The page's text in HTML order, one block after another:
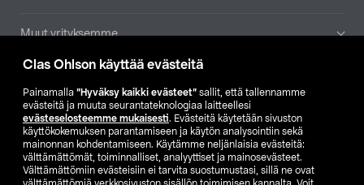
Clas Ohlson käyttää evästeitä
Painamalla ”Hyväksy kaikki evästeet” sallit, että tallennamme
evästeitä ja muuta seurantateknologiaa laitteellesi
evästeselosteemme mukaisesti. Evästeitä käytetään sivuston
käyttökokemuksen parantamiseen ja käytön analysointiin sekä
mainonnan kohdentamiseen. Käytämme neljänlaisia evästeitä:
välttämättömät, toiminnalliset, analyyttiset ja mainosevästeet.
Välttämättömiin evästeisiin ei tarvita suostumustasi, sillä ne ovat
Muut yrityksemme
Etsi myymälä
SE NO FI
FI SV